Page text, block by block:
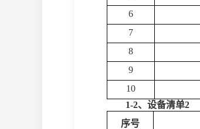
6
7
8
9
10
1-2、设备清单2
序号